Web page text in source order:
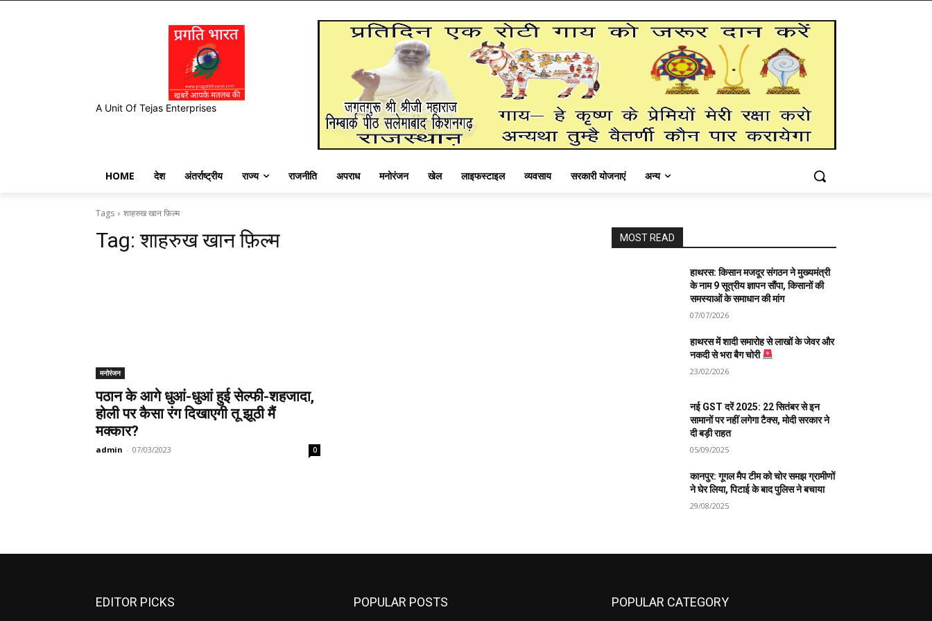
A Unit Of Tejas Enterprises
HOME देश अंतर्राष्ट्रीय राज्य राजनीति अपराध मनोरंजन खेल लाइफस्टाइल व्यवसाय सरकारी योजनाएं अन्य
Tags शाहरुख खान फ़िल्म
Tag:शाहरुख खान फ़िल्म
मनोरंजन
पठान के आगे धुआं-धुआं हुई सेल्फी-शहजादा,
होली पर कैसा रंग दिखाएगी तू झूठी मैं
मक्कार?
admin - 07/03/2023 0
MOST READ
हाथरस: किसान मजदूर संगठन ने मुख्यमंत्री
के नाम 9 सूत्रीय ज्ञापन सौंपा, किसानों की
समस्याओं के समाधान की मांग
07/07/2026
हाथरस में शादी समारोह से लाखों के जेवर और
नकदी से भरा बैग चोरी
23/02/2026
नई GST दरें 2025: 22 सितंबर से इन
सामानों पर नहीं लगेगा टैक्स, मोदी सरकार ने
दी बड़ी राहत
05/09/2025
कानपुर: गूगल मैप टीम को चोर समझ ग्रामीणों
ने घेर लिया, पिटाई के बाद पुलिस ने बचाया
29/08/2025
EDITOR PICKS POPULAR POSTS POPULAR CATEGORY